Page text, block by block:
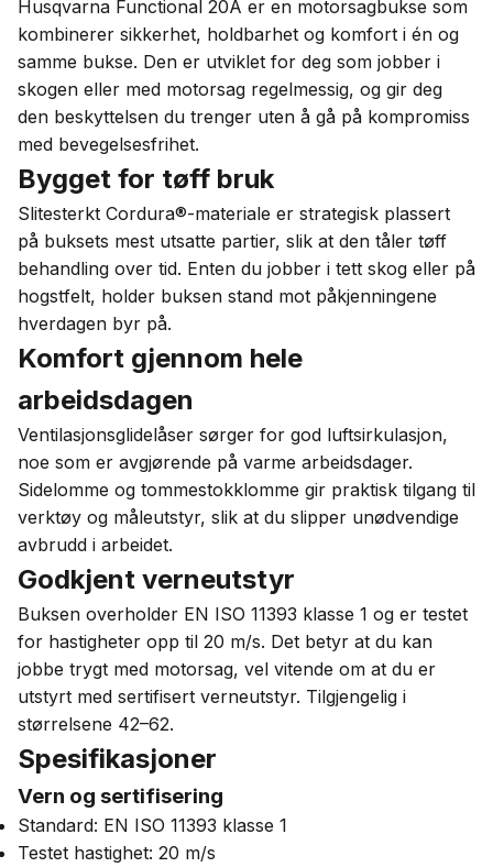
Husqvarna Functional 20A er en motorsagbukse som
kombinerer sikkerhet, holdbarhet og komfort i én og
samme bukse. Den er utviklet for deg som jobber i
skogen eller med motorsag regelmessig, og gir deg
den beskyttelsen du trenger uten å gå på kompromiss
med bevegelsesfrihet.
Bygget for tøff bruk
Slitesterkt Cordura®-materiale er strategisk plassert
på buksets mest utsatte partier, slik at den tåler tøff
behandling over tid. Enten du jobber i tett skog eller på
hogstfelt, holder buksen stand mot påkjenningene
hverdagen byr på.
Komfort gjennom hele
arbeidsdagen
Ventilasjonsglidelåser sørger for god luftsirkulasjon,
noe som er avgjørende på varme arbeidsdager.
Sidelomme og tommestokklomme gir praktisk tilgang til
verktøy og måleutstyr, slik at du slipper unødvendige
avbrudd i arbeidet.
Godkjent verneutstyr
Buksen overholder EN ISO 11393 klasse 1 og er testet
for hastigheter opp til 20 m/s. Det betyr at du kan
jobbe trygt med motorsag, vel vitende om at du er
utstyrt med sertifisert verneutstyr. Tilgjengelig i
størrelsene 42–62.
Spesifikasjoner
Vern og sertifisering
Standard: EN ISO 11393 klasse 1
Testet hastighet: 20 m/s